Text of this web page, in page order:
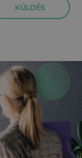
KÜLDÉS